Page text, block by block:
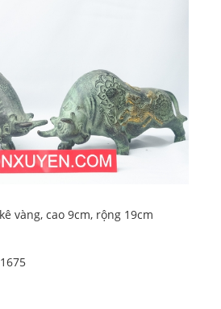
vàng, cao 9cm, rộng 19cm